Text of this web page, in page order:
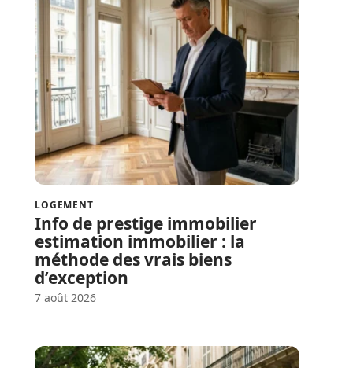
LOGEMENT
Info de prestige immobilier
estimation immobilier : la
méthode des vrais biens
d’exception
7 août 2026